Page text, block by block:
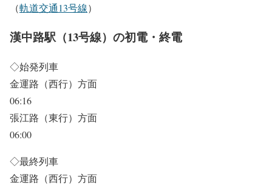
（軌道交通13号線）
漢中路駅（13号線）の初電・終電
◇始発列車
金運路（西行）方面
06:16
張江路（東行）方面
06:00
◇最終列車
金運路（西行）方面